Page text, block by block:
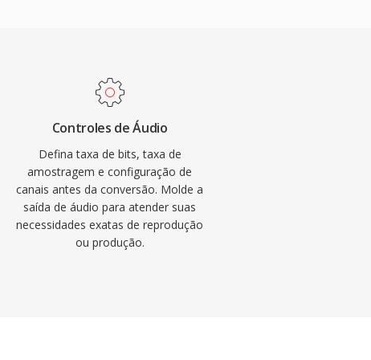
Controles de Áudio
Defina taxa de bits, taxa de
amostragem e configuração de
canais antes da conversão. Molde a
saída de áudio para atender suas
necessidades exatas de reprodução
ou produção.